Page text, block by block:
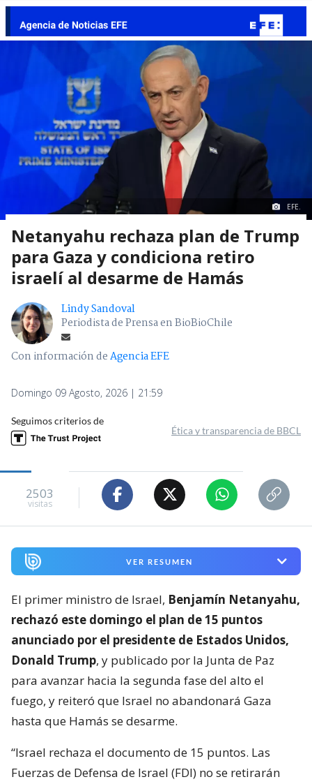
EFE.
Netanyahu rechaza plan de Trump
para Gaza y condiciona retiro
israelí al desarme de Hamás
Lindy Sandoval
Periodista de Prensa en BioBioChile
Con información deAgencia EFE
Domingo 09 Agosto, 2026 | 21:59
Seguimos criterios de
Ética y transparencia de BBCL
2503
visitas
VER RESUMEN
El primer ministro de Israel, Benjamín Netanyahu,
rechazó este domingo el plan de 15 puntos
anunciado por el presidente de Estados Unidos,
Donald Trump, y publicado por la Junta de Paz
para avanzar hacia la segunda fase del alto el
fuego, y reiteró que Israel no abandonará Gaza
hasta que Hamás se desarme.
“Israel rechaza el documento de 15 puntos. Las
Fuerzas de Defensa de Israel (FDI) no se retirarán